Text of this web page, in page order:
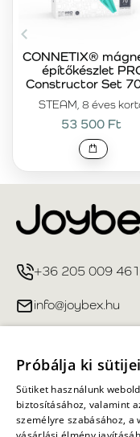
STEAM, 8 éves
CONNETIX®
építőkészlet
Constructor Set
53 500 Ft
+36 205 009 461
info@joybex.hu
Fiókom
Információ
Próbálja ki
Sütiket használunk
biztosításához, valamint
személyre szabásához, a